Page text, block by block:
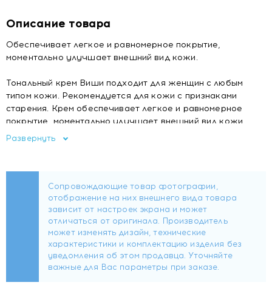
Описание товара
Обеспечивает легкое и равномерное покрытие,
моментально улучшает внешний вид кожи.
Тональный крем Виши подходит для женщин с любым
типом кожи. Рекомендуется для кожи с признаками
старения. Крем обеспечивает легкое и равномерное
покрытие, моментально улучшает внешний вид кожи.
Текстура крема не скапливается в морщинах и не
ЭФФЕКТИВНОСТЬ
Ровный красивый тон кожи. Кожа выглядит более
Активные ингредиенты
МИНЕРАЛИЗИРУЮЩАЯ ТЕРМАЛЬНАЯ ВОДА VICHY
Развернуть